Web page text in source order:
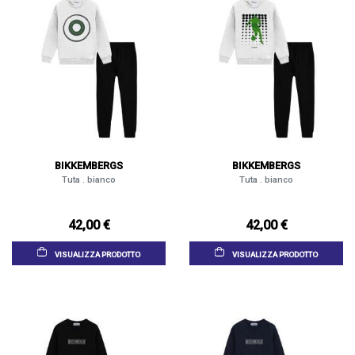
BIKKEMBERGS
Tuta . bianco
42,00 €
VISUALIZZA PRODOTTO
BIKKEMBERGS
Tuta . bianco
42,00 €
VISUALIZZA PRODOTTO